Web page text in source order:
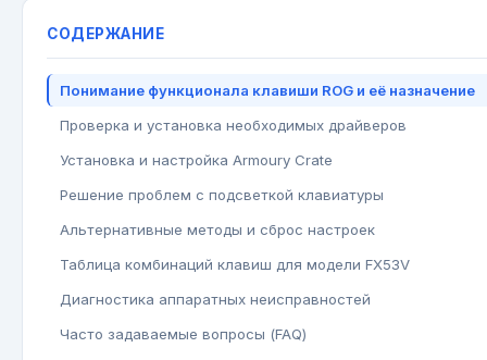
СОДЕРЖАНИЕ
Понимание функционала клавиши ROG и её назначение
Проверка и установка необходимых драйверов
Установка и настройка Armoury Crate
Решение проблем с подсветкой клавиатуры
Альтернативные методы и сброс настроек
Таблица комбинаций клавиш для модели FX53V
Диагностика аппаратных неисправностей
Часто задаваемые вопросы (FAQ)